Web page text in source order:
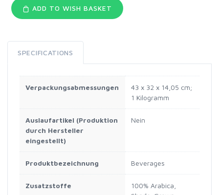
ADD TO WISH BASKET
SPECIFICATIONS
Verpackungsabmessungen
‎43 x 32 x 14,05 cm;
1 Kilogramm
Auslaufartikel (Produktion
durch Hersteller
eingestellt)
‎Nein
Produktbezeichnung ‎Beverages
Zusatzstoffe
‎100% Arabica,